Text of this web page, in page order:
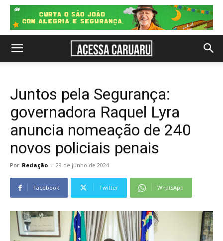
Juntos pela Segurança:
governadora Raquel Lyra
anuncia nomeação de 240
novos policiais penais
Por Redação - 29 de junho de 2024
Facebook Twitter WhatsApp